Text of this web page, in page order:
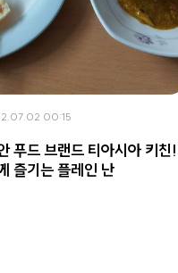
00:15
푸드 브랜드 티아시아 키친!
즐기는 플레인 난